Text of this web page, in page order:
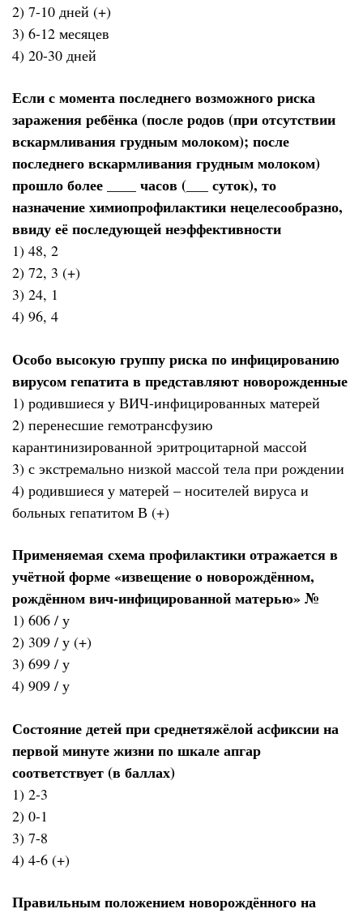
2) 7-10 дней (+)
3) 6-12 месяцев
4) 20-30 дней
Если с момента последнего возможного риска
заражения ребёнка (после родов (при отсутствии
вскармливания грудным молоком); после
последнего вскармливания грудным молоком)
прошло более ____ часов (___ суток), то
назначение химиопрофилактики нецелесообразно,
ввиду её последующей неэффективности
1) 48, 2
2) 72, 3 (+)
3) 24, 1
4) 96, 4
Особо высокую группу риска по инфицированию
вирусом гепатита в представляют новорожденные
1) родившиеся у ВИЧ-инфицированных матерей
2) перенесшие гемотрансфузию
карантинизированной эритроцитарной массой
3) с экстремально низкой массой тела при рождении
4) родившиеся у матерей – носителей вируса и
больных гепатитом В (+)
Применяемая схема профилактики отражается в
учётной форме «извещение о новорождённом,
рождённом вич-инфицированной матерью» №
1) 606 / у
2) 309 / у (+)
3) 699 / у
4) 909 / у
Состояние детей при среднетяжёлой асфиксии на
первой минуте жизни по шкале апгар
соответствует (в баллах)
1) 2-3
2) 0-1
3) 7-8
4) 4-6 (+)
Правильным положением новорождённого на